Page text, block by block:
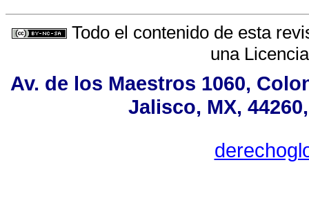
Todo el contenido de esta
una
Av. de los Maestros 1060,
Jalisco, MX,